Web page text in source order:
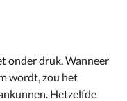
onder druk. Wanneer
wordt, zou het
Hetzelfde